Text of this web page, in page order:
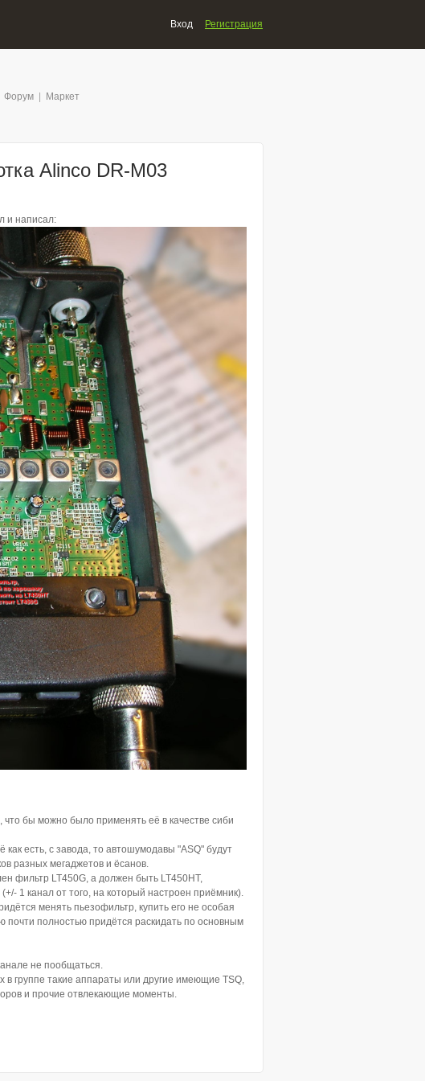
Вход Регистрация
Форум Маркет
Alinco DR-M03
и написал:
бы можно было применять её в качестве сиби
есть, с завода, то автошумодавы "ASQ" будут
разных мегаджетов и ёсанов.
фильтр LT450G, а должен быть LT450HT,
1 канал от того, на который настроен приёмник).
менять пьезофильтр, купить его не особая
почти полностью придётся раскидать по основным
не пообщаться.
в группе такие аппараты или другие имеющие TSQ,
и прочие отвлекающие моменты.